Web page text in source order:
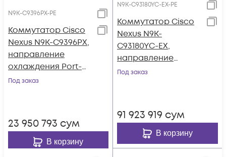
N9K-C9396PX-PE
Коммутатор Cisco
Nexus N9K-C9396PX,
направление
охлаждения Port-
side Exhaust
Под заказ
23 950 793 сум
В корзину
N9K-C93180YC-EX-PE
Коммутатор Cisco
Nexus N9K-
C93180YC-EX,
направление
охлаждения Port-
Под заказ
91 923 919 сум
В корзину